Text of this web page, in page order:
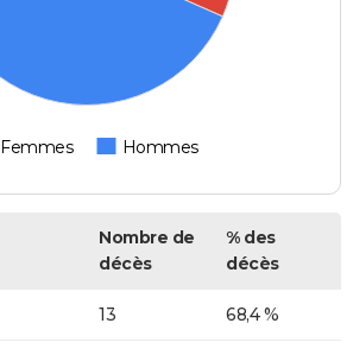
Femmes Hommes
Nombre de
décès
% des
décès
13 68,4 %